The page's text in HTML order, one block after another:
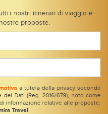
i nostri itinerari di viaggio e
proposte.
a tutela della privacy secondo
Dati (Reg. 2016/679), noto come
informazione relative alle proposte,
Travel .